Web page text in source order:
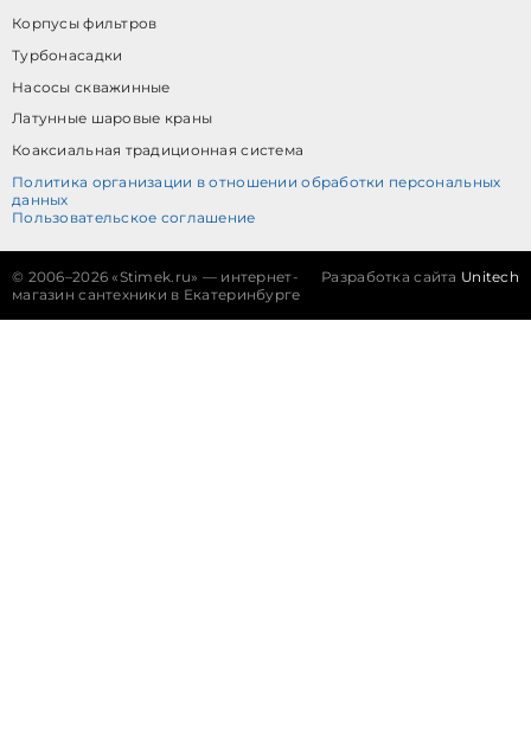
Корпусы фильтров
Турбонасадки
Насосы скважинные
Латунные шаровые краны
Коаксиальная традиционная система
Политика организации в отношении обработки персональных
данных
Пользовательское соглашение
© 2006–2026 «Stimek.ru» — интернет-
магазин сантехники в Екатеринбурге
Разработка сайта Unitech